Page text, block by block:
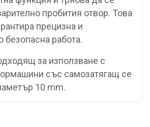
пробития отвор. Това
прецизна и
работа.
за използване с
със самозатягащ се
10 mm.